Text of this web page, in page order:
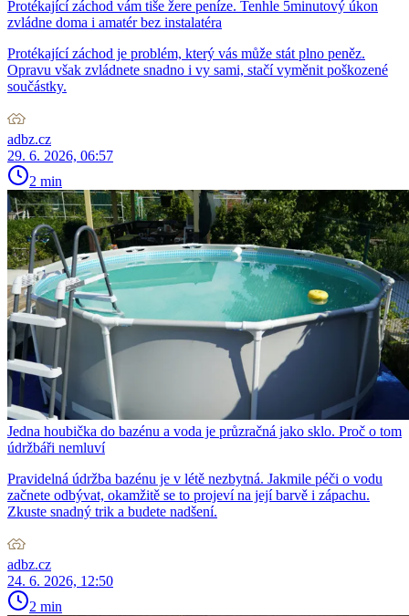
Protékající záchod vám tiše žere peníze. Tenhle 5minutový úkon
zvládne doma i amatér bez instalatéra
Protékající záchod je problém, který vás může stát plno peněz.
Opravu však zvládnete snadno i vy sami, stačí vyměnit poškozené
součástky.
adbz.cz
29. 6. 2026, 06:57
2 min
Jedna houbička do bazénu a voda je průzračná jako sklo. Proč o tom
údržbáři nemluví
Pravidelná údržba bazénu je v létě nezbytná. Jakmile péči o vodu
začnete odbývat, okamžitě se to projeví na její barvě i zápachu.
Zkuste snadný trik a budete nadšení.
adbz.cz
24. 6. 2026, 12:50
2 min